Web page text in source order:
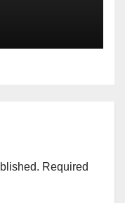
Required